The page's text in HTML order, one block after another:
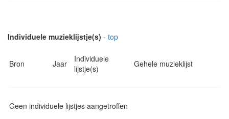
Individuele muzieklijstje(s) - top
Bron Jaar
Individuele
lijstje(s)
Gehele muzieklijst
Geen individuele lijstjes aangetroffen